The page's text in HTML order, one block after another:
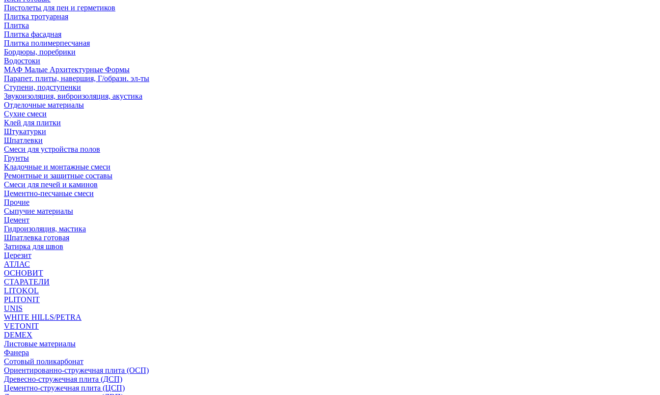
Пистолеты для пен и герметиков
Плитка тротуарная
Плитка
Плитка фасадная
Плитка полимерпесчаная
Бордюры, поребрики
Водостоки
МАФ Малые Архитектурные Формы
Парапет. плиты, навершия, Г/образн. эл-ты
Ступени, подступенки
Звукоизоляция, виброизоляция, акустика
Отделочные материалы
Сухие смеси
Клей для плитки
Штукатурки
Шпатлевки
Смеси для устройства полов
Грунты
Кладочные и монтажные смеси
Ремонтные и защитные составы
Смеси для печей и каминов
Цементно-песчаные смеси
Прочие
Сыпучие материалы
Цемент
Гидроизоляция, мастика
Шпатлевка готовая
Затирка для швов
Церезит
АТЛАС
ОСНОВИТ
СТАРАТЕЛИ
LITOKOL
PLITONIT
UNIS
WHITE HILLS/PETRA
VETONIT
DEMEX
Листовые материалы
Фанера
Сотовый поликарбонат
Ориентированно-стружечная плита (ОСП)
Древесно-стружечная плита (ДСП)
Цементно-стружечная плита (ЦСП)